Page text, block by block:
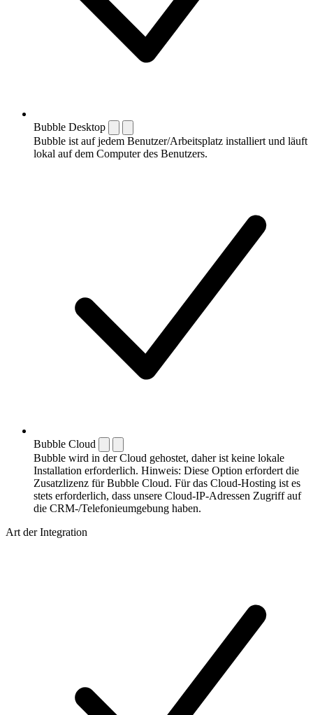
Bubble Desktop
Bubble ist auf jedem Benutzer/Arbeitsplatz installiert und läuft
lokal auf dem Computer des Benutzers.
Bubble Cloud
Bubble wird in der Cloud gehostet, daher ist keine lokale
Installation erforderlich. Hinweis: Diese Option erfordert die
Zusatzlizenz für Bubble Cloud. Für das Cloud-Hosting ist es
stets erforderlich, dass unsere Cloud-IP-Adressen Zugriff auf
die CRM-/Telefonieumgebung haben.
Art der Integration